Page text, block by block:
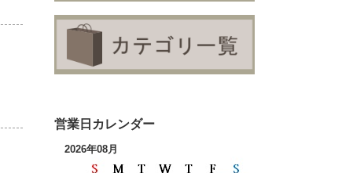
営業日カレンダー
2026年08月